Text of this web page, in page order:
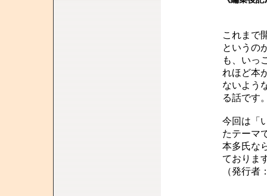
これまで
というの
も、いっ
れほど本
ないよう
る話です
今回は「
たテーマ
本多氏な
ておりま
（発行者